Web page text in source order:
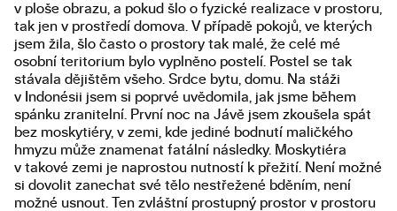
v ploše obrazu, a pokud šlo o fyzické realizace v prostoru,
tak jen v prostředí domova. V případě pokojů, ve kterých
jsem žila, šlo často o prostory tak malé, že celé mé
osobní teritorium bylo vyplněno postelí. Postel se tak
stávala dějištěm všeho. Srdce bytu, domu. Na stáži
v Indonésii jsem si poprvé uvědomila, jak jsme během
spánku zranitelní. První noc na Jávě jsem zkoušela spát
bez moskytiéry, v zemi, kde jediné bodnutí maličkého
hmyzu může znamenat fatální následky. Moskytiéra
v takové zemi je naprostou nutností k přežití. Není možné
si dovolit zanechat své tělo nestřežené bděním, není
možné usnout. Ten zvláštní prostupný prostor v prostoru